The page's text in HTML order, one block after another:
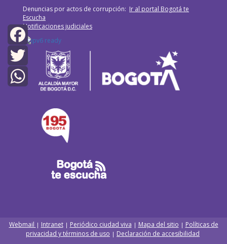
Facebook
Twitter
Denuncias por actos de corrupción: Ir al portal Bogotá te
Escucha
Notificaciones judiciales
Webmail | Intranet| Periódico ciudad viva | Mapa del sitio | Políticas de
privacidad y términos de uso | Declaración de accesibilidad